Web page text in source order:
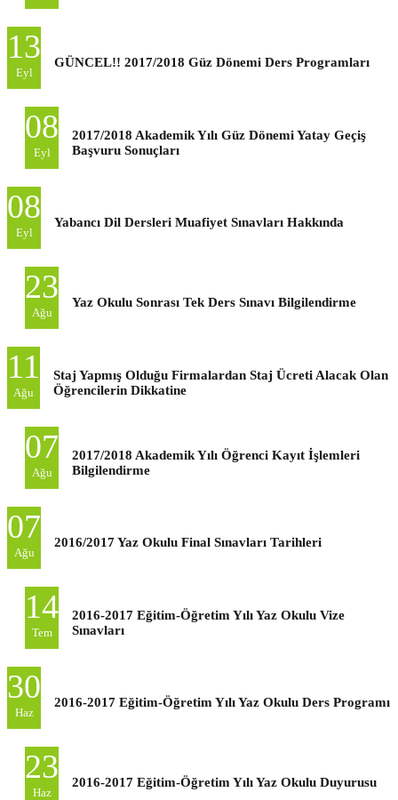
13
Eyl
GÜNCEL!! 2017/2018 Güz Dönemi Ders Programları
08
Eyl
2017/2018 Akademik Yılı Güz Dönemi Yatay Geçiş
Başvuru Sonuçları
08
Eyl
Yabancı Dil Dersleri Muafiyet Sınavları Hakkında
23
Ağu
Yaz Okulu Sonrası Tek Ders Sınavı Bilgilendirme
11
Ağu
Staj Yapmış Olduğu Firmalardan Staj Ücreti Alacak Olan
Öğrencilerin Dikkatine
07
Ağu
2017/2018 Akademik Yılı Öğrenci Kayıt İşlemleri
Bilgilendirme
07
Ağu
2016/2017 Yaz Okulu Final Sınavları Tarihleri
14
Tem
2016-2017 Eğitim-Öğretim Yılı Yaz Okulu Vize
Sınavları
30
Haz
2016-2017 Eğitim-Öğretim Yılı Yaz Okulu Ders Programı
23
Haz
2016-2017 Eğitim-Öğretim Yılı Yaz Okulu Duyurusu